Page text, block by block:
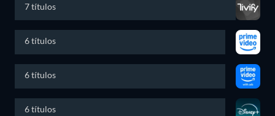
7 títulos
6 títulos
6 títulos
6 títulos